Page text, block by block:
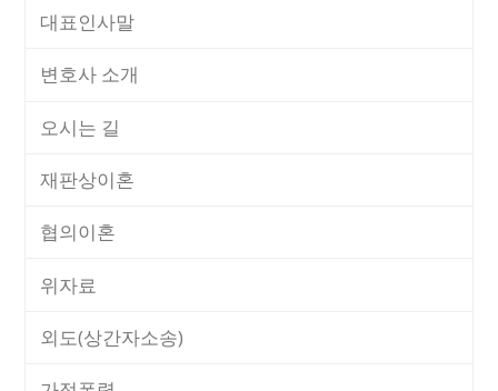
대표인사말
변호사 소개
오시는 길
재판상이혼
협의이혼
위자료
외도(상간자소송)